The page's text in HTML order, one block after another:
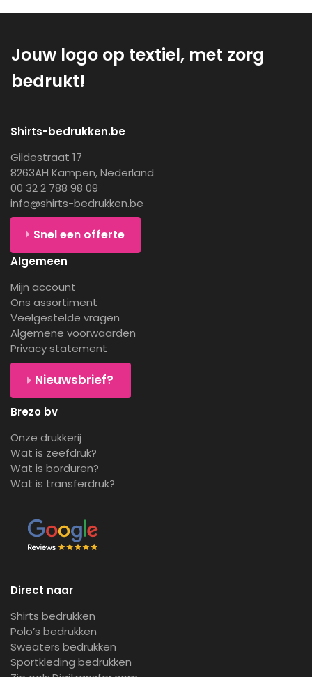
Jouw logo op textiel, met zorg
bedrukt!
Shirts-bedrukken.be
Gildestraat 17
8263AH Kampen, Nederland
00 32 2 788 98 09
info@shirts-bedrukken.be
Snel een offerte
Algemeen
Mijn account
Ons assortiment
Veelgestelde vragen
Algemene voorwaarden
Privacy statement
Nieuwsbrief?
Brezo bv
Onze drukkerij
Wat is zeefdruk?
Wat is borduren?
Wat is transferdruk?
Direct naar
Shirts bedrukken
Polo’s bedrukken
Sweaters bedrukken
Sportkleding bedrukken